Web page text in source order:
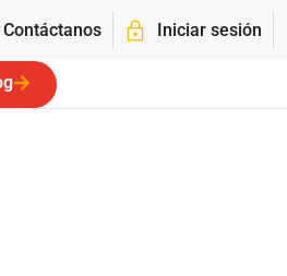
Contáctanos Iniciar sesión